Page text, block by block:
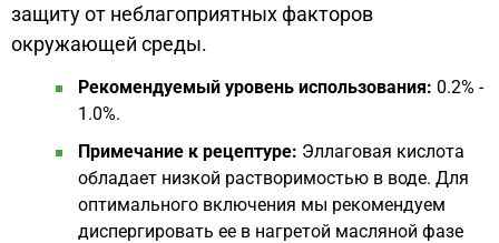
защиту от неблагоприятных факторов
окружающей среды.
Рекомендуемый уровень использования: 0.2% -
1.0%.
Примечание к рецептуре: Эллаговая кислота
обладает низкой растворимостью в воде. Для
оптимального включения мы рекомендуем
диспергировать ее в нагретой масляной фазе